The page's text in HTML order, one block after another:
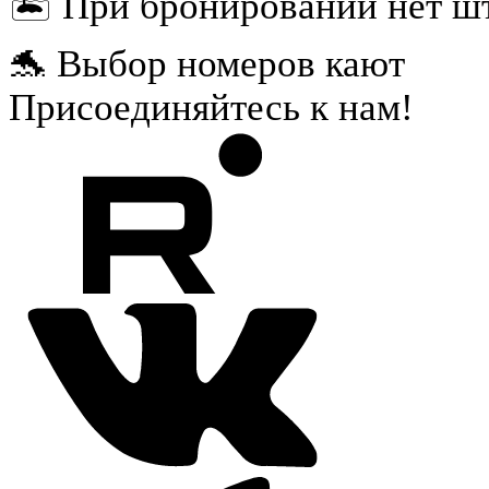
🐬 Выбор номеров кают
Присоединяйтесь к нам!